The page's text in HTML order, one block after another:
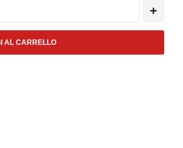
AL CARRELLO